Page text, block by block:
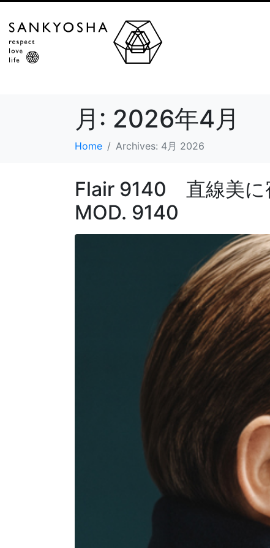
月: 2026年4月
Home Archives: 4月 2026
Flair 9140 直線美に
MOD. 9140